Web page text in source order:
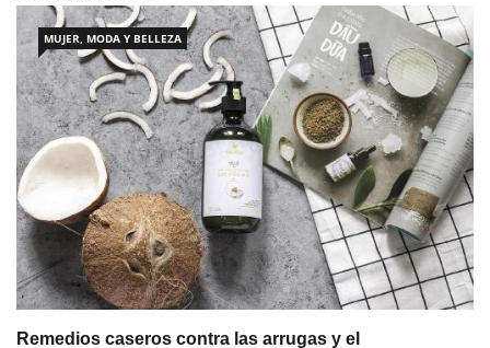
MUJER, MODA Y BELLEZA
Remedios caseros contra las arrugas y el